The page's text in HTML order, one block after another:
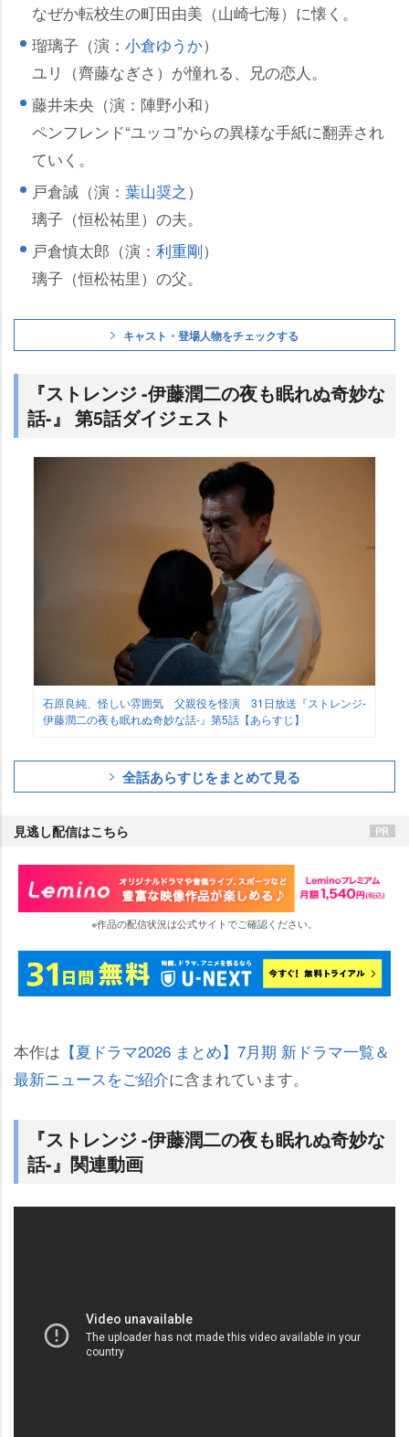
なぜか転校生の町田由美（山崎七海）に懐く。
瑠璃子（演： 小倉ゆうか）
ユリ（齊藤なぎさ）が憧れる、兄の恋人。
藤井未央（演：陣野小和）
ペンフレンド“ユッコ”からの異様な手紙に翻弄され
ていく。
戸倉誠（演： 葉山奨之）
璃子（恒松祐里）の夫。
戸倉慎太郎（演： 利重剛）
璃子（恒松祐里）の父。
キャスト・登場人物をチェックする
『ストレンジ -伊藤潤二の夜も眠れぬ奇妙な
話-』 第5話ダイジェスト
石原良純、怪しい雰囲気 父親役を怪演 31日放送『ストレンジ-
伊藤潤二の夜も眠れぬ奇妙な話-』第5話【あらすじ】
全話あらすじをまとめて見る
見逃し配信はこちら
※作品の配信状況は公式サイトでご確認ください。
本作は 【夏ドラマ2026 まとめ】7月期 新ドラマ一覧＆
最新ニュースをご紹介に含まれています。
『ストレンジ -伊藤潤二の夜も眠れぬ奇妙な
話-』関連動画